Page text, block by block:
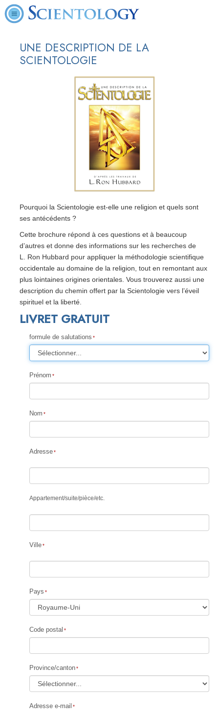
UNE DESCRIPTION DE LA
SCIENTOLOGIE
Pourquoi la Scientologie est-elle une religion et quels sont
ses antécédents ?
Cette brochure répond à ces questions et à beaucoup
d’autres et donne des informations sur les recherches de
L. Ron Hubbard pour appliquer la méthodologie scientifique
occidentale au domaine de la religion, tout en remontant aux
plus lointaines origines orientales. Vous trouverez aussi une
description du chemin offert par la Scientologie vers l’éveil
spirituel et la liberté.
LIVRET GRATUIT
formule de salutations
Prénom
Nom
Adresse
Appartement/suite/pièce/etc.
Ville
Pays
Code postal
Province/canton
Adresse e-mail